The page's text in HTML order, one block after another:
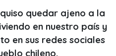
quedar ajeno a la
en nuestro país y
en sus redes sociales
chileno.